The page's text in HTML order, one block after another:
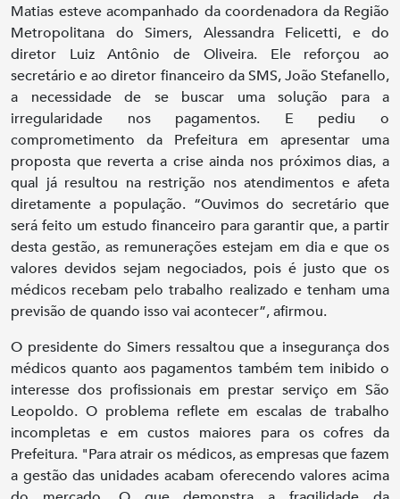
Matias esteve acompanhado da coordenadora da Região
Metropolitana do Simers, Alessandra Felicetti, e do
diretor Luiz Antônio de Oliveira. Ele reforçou ao
secretário e ao diretor financeiro da SMS, João Stefanello,
a necessidade de se buscar uma solução para a
irregularidade nos pagamentos. E pediu o
comprometimento da Prefeitura em apresentar uma
proposta que reverta a crise ainda nos próximos dias, a
qual já resultou na restrição nos atendimentos e afeta
diretamente a população. “Ouvimos do secretário que
será feito um estudo financeiro para garantir que, a partir
desta gestão, as remunerações estejam em dia e que os
valores devidos sejam negociados, pois é justo que os
médicos recebam pelo trabalho realizado e tenham uma
previsão de quando isso vai acontecer”, afirmou.
O presidente do Simers ressaltou que a insegurança dos
médicos quanto aos pagamentos também tem inibido o
interesse dos profissionais em prestar serviço em São
Leopoldo. O problema reflete em escalas de trabalho
incompletas e em custos maiores para os cofres da
Prefeitura. "Para atrair os médicos, as empresas que fazem
a gestão das unidades acabam oferecendo valores acima